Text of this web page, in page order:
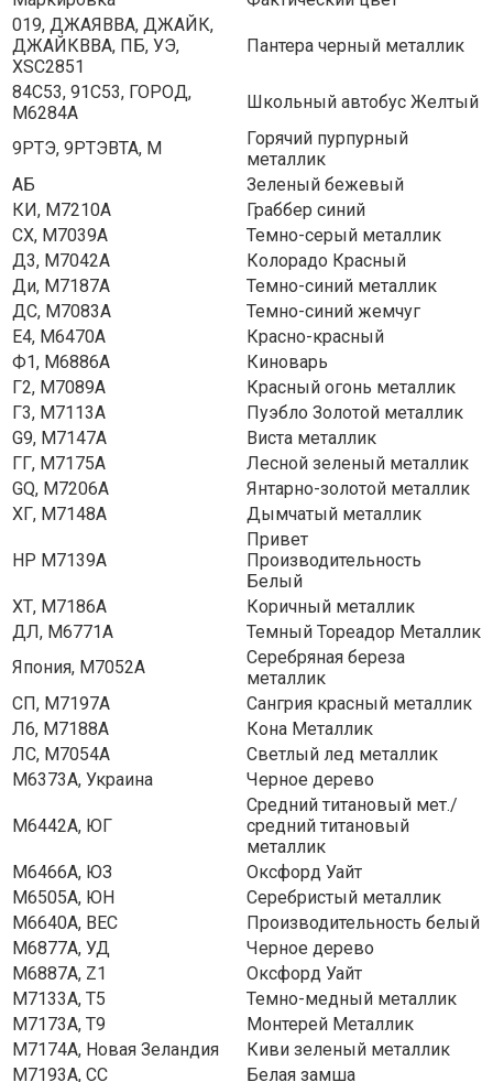
019, ДЖАЯВВА, ДЖАЙК,
ДЖАЙКВВА, ПБ, УЭ,
XSC2851
Пантера черный металлик
84С53, 91С53, ГОРОД,
М6284А
Школьный автобус Желтый
9РТЭ, 9РТЭВТА, М
Горячий пурпурный
металлик
АБ
Зеленый бежевый
КИ, M7210A
Граббер синий
СХ, M7039A
Темно-серый металлик
Д3, М7042А
Колорадо Красный
Ди, M7187A
Темно-синий металлик
ДС, M7083A
Темно-синий жемчуг
Е4, М6470А
Красно-красный
Ф1, М6886А
Киноварь
Г2, М7089А
Красный огонь металлик
Г3, М7113А
Пуэбло Золотой металлик
G9, M7147A
Виста металлик
ГГ, M7175A
Лесной зеленый металлик
GQ, M7206A
Янтарно-золотой металлик
ХГ, M7148A
Дымчатый металлик
HP M7139A
Привет
Производительность
Белый
ХТ, M7186A
Коричный металлик
ДЛ, M6771A
Темный Тореадор Металлик
Япония, M7052A
Серебряная береза ​​
металлик
СП, M7197A
Сангрия красный металлик
Л6, М7188А
Кона Металлик
ЛС, M7054A
Светлый лед металлик
M6373A, Украина
Черное дерево
M6442A, ЮГ
Средний титановый мет./
средний титановый
металлик
M6466A, ЮЗ
Оксфорд Уайт
M6505A, ЮН
Серебристый металлик
M6640A, ВЕС
Производительность белый
M6877A, УД
Черное дерево
M6887A, Z1
Оксфорд Уайт
М7133А, Т5
Темно-медный металлик
М7173А, Т9
Монтерей Металлик
M7174A, Новая Зеландия
Киви зеленый металлик
M7193A, СС
Белая замша